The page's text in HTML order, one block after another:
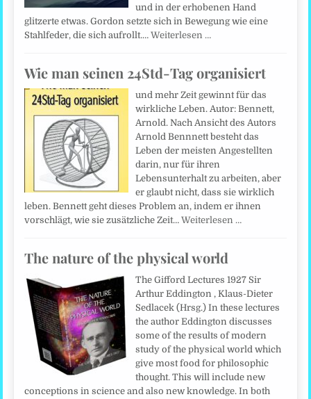
und in der erhobenen Hand
glitzerte etwas. Gordon setzte sich in Bewegung wie eine
Stahlfeder, die sich aufrollt.…Weiterlesen …
Wie man seinen 24Std-Tag organisiert
und mehr Zeit gewinnt für das
wirkliche Leben. Autor: Bennett,
Arnold. Nach Ansicht des Autors
Arnold Bennnett besteht das
Leben der meisten Angestellten
darin, nur für ihren
Lebensunterhalt zu arbeiten, aber
er glaubt nicht, dass sie wirklich
leben. Bennett geht dieses Problem an, indem er ihnen
vorschlägt, wie sie zusätzliche Zeit…Weiterlesen …
The nature of the physical world
The Gifford Lectures 1927 Sir
Arthur Eddington , Klaus-Dieter
Sedlacek (Hrsg.) In these lectures
the author Eddington discusses
some of the results of modern
study of the physical world which
give most food for philosophic
thought. This will include new
conceptions in science and also new knowledge. In both